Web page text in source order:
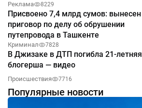
Реклама 8229
Присвоено 7,4 млрд сумов: вынесен
приговор по делу об обрушении
путепровода в Ташкенте
Криминал 7828
В Джизаке в ДТП погибла 21-летняя
блогерша — видео
Происшествия 7716
Популярные новости